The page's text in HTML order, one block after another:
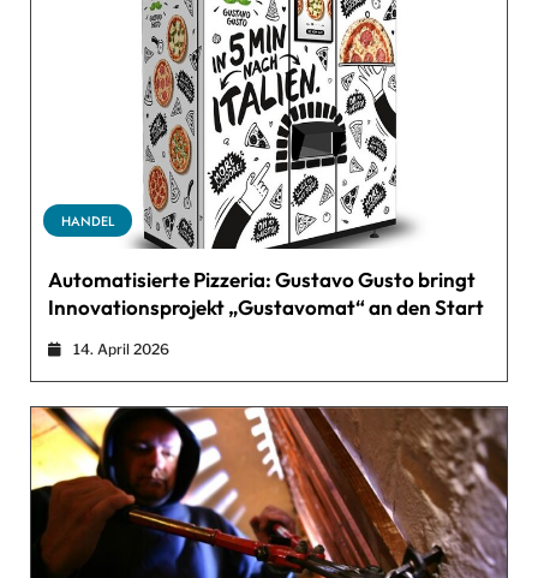
HANDEL
Automatisierte Pizzeria: Gustavo Gusto bringt
Innovationsprojekt „Gustavomat“ an den Start
14. April 2026